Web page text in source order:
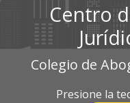
Centro
Colegio de
Presione la